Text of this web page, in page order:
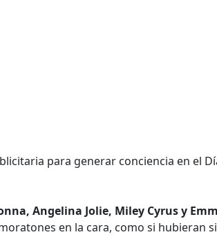
para generar conciencia en el
Angelina Jolie, Miley Cyrus y
en la cara, como si hubieran